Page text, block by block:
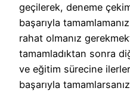
geçilerek, deneme
başarıyla
rahat olmanız
tamamladıktan sonra
ve eğitim sürecine
başarıyla